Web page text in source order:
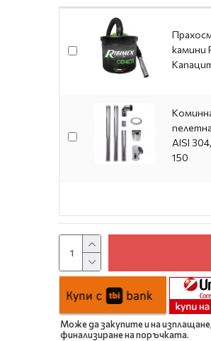
камини
AISI
150
Може да закупите и на
финализиране на поръчката.